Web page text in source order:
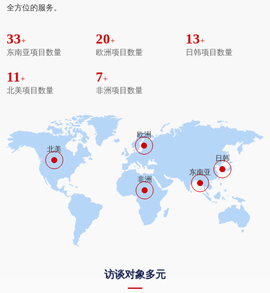
全方位的服务。
33+
东南亚项目数量
20+
欧洲项目数量
13+
日韩项目数量
11+
北美项目数量
7+
非洲项目数量
北美
欧洲
非洲
东南亚
日韩
访谈对象多元